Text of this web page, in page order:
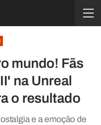
mundo! Fãs
na Unreal
o resultado
e a emoção de